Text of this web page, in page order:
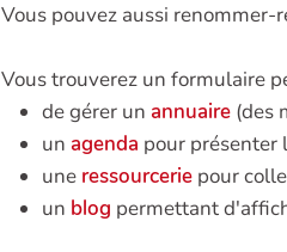
Vous pouvez aussi renommer-
Vous trouverez un formulaire
de gérer un annuaire (des
un agenda pour présenter
une ressourcerie pour
un blog permettant